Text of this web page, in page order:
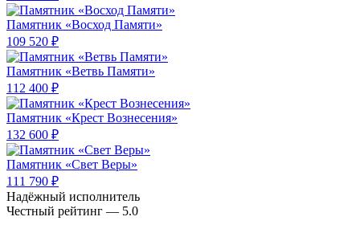
Памятник «Восход Памяти»
109 520 ₽
Памятник «Ветвь Памяти»
112 400 ₽
Памятник «Крест Вознесения»
132 600 ₽
Памятник «Свет Веры»
111 790 ₽
Надёжный исполнитель
Чеcтный рейтинг — 5.0